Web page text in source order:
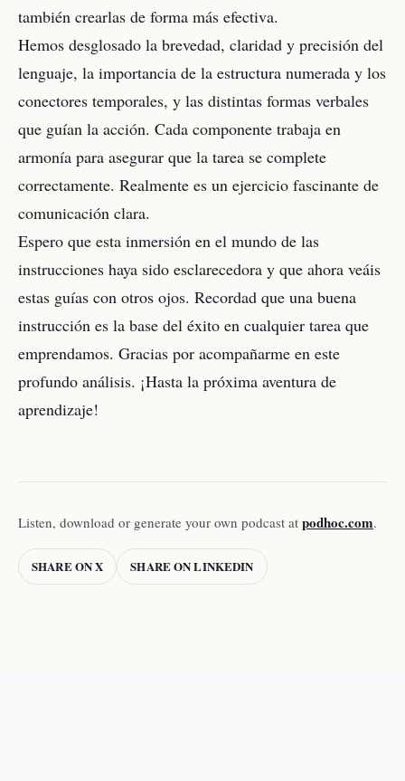
también crearlas de forma más efectiva.
Hemos desglosado la brevedad, claridad y precisión del
lenguaje, la importancia de la estructura numerada y los
conectores temporales, y las distintas formas verbales
que guían la acción. Cada componente trabaja en
armonía para asegurar que la tarea se complete
correctamente. Realmente es un ejercicio fascinante de
comunicación clara.
Espero que esta inmersión en el mundo de las
instrucciones haya sido esclarecedora y que ahora veáis
estas guías con otros ojos. Recordad que una buena
instrucción es la base del éxito en cualquier tarea que
emprendamos. Gracias por acompañarme en este
profundo análisis. ¡Hasta la próxima aventura de
aprendizaje!
Listen, download or generate your own podcast at podhoc.com.
SHARE ON X SHARE ON LINKEDIN